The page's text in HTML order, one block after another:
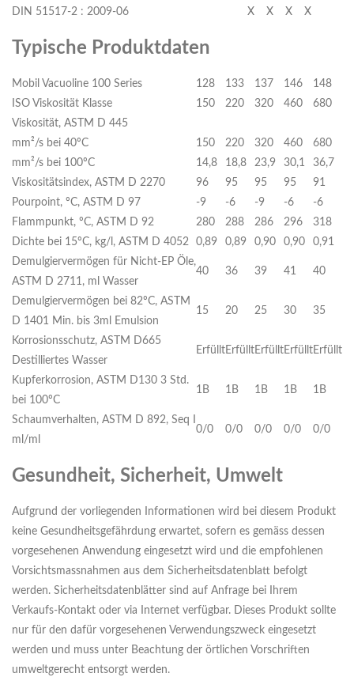
DIN 51517-2 : 2009-06 X X X X
Typische Produktdaten
Mobil Vacuoline 100 Series 128 133 137 146
148
ISO Viskosität Klasse
150 220 320 460
680
Viskosität, ASTM D 445
mm²/s bei 40ºC
150 220 320 460
680
mm²/s bei 100ºC
14,8 18,8 23,9 30,1
36,7
Viskositätsindex, ASTM D 2270
96 95 95 95
91
Pourpoint, ºC, ASTM D 97
-9 -6 -9 -6
-6
Flammpunkt, ºC, ASTM D 92
280 288 286 296
318
Dichte bei 15ºC, kg/l, ASTM D 4052
0,89 0,89 0,90 0,90
0,91
Demulgiervermögen für Nicht-EP Öle,
ASTM D 2711, ml Wasser
40 36 39 41 40
Demulgiervermögen bei 82ºC, ASTM
D 1401 Min. bis 3ml Emulsion
15 20 25 30 35
Korrosionsschutz, ASTM D665
Destilliertes Wasser
ErfülltErfülltErfülltErfülltErfüllt
Kupferkorrosion, ASTM D130 3 Std.
bei 100ºC
1B 1B 1B 1B 1B
Schaumverhalten, ASTM D 892, Seq I
ml/ml
0/0 0/0 0/0 0/0 0/0
Gesundheit, Sicherheit, Umwelt
Aufgrund der vorliegenden Informationen wird bei diesem Produkt
keine Gesundheitsgefährdung erwartet, sofern es gemäss dessen
vorgesehenen Anwendung eingesetzt wird und die empfohlenen
Vorsichtsmassnahmen aus dem Sicherheitsdatenblatt befolgt
werden. Sicherheitsdatenblätter sind auf Anfrage bei Ihrem
Verkaufs-Kontakt oder via Internet verfügbar. Dieses Produkt sollte
nur für den dafür vorgesehenen Verwendungszweck eingesetzt
werden und muss unter Beachtung der örtlichen Vorschriften
umweltgerecht entsorgt werden.